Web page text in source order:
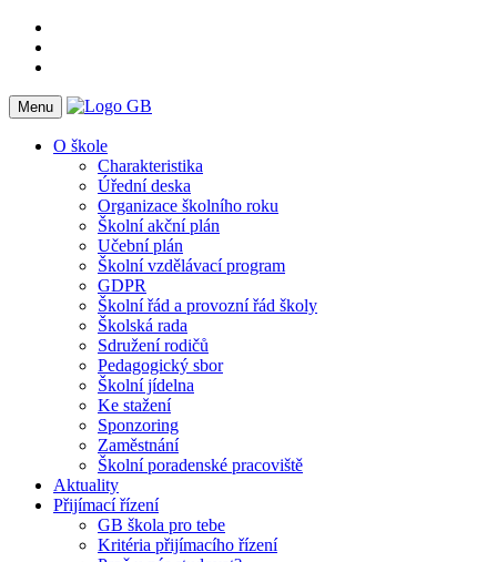
Menu
O škole
Charakteristika
Úřední deska
Organizace školního roku
Školní akční plán
Učební plán
Školní vzdělávací program
GDPR
Školní řád a provozní řád školy
Školská rada
Sdružení rodičů
Pedagogický sbor
Školní jídelna
Ke stažení
Sponzoring
Zaměstnání
Školní poradenské pracoviště
Aktuality
Přijímací řízení
GB škola pro tebe
Kritéria přijímacího řízení